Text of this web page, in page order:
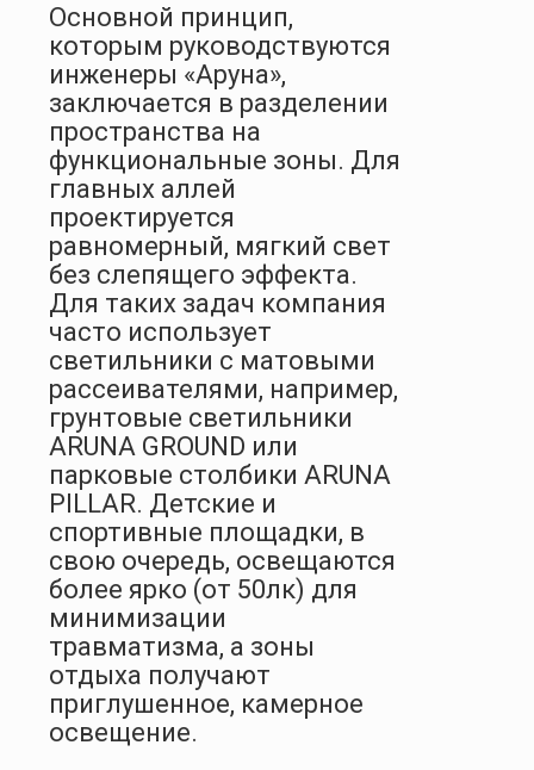
Основной принцип,
которым руководствуются
инженеры «Аруна»,
заключается в разделении
пространства на
функциональные зоны. Для
главных аллей
проектируется
равномерный, мягкий свет
без слепящего эффекта.
Для таких задач компания
часто использует
светильники с матовыми
рассеивателями, например,
грунтовые светильники
ARUNA GROUND или
парковые столбики ARUNA
PILLAR. Детские и
спортивные площадки, в
свою очередь, освещаются
более ярко (от 50лк) для
минимизации
травматизма, а зоны
отдыха получают
приглушенное, камерное
освещение.